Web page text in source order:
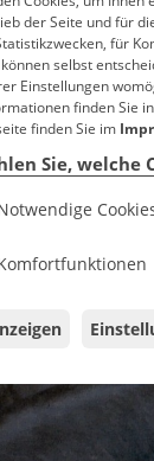
der Seite und für
für
selbst
Einstellungen
finden Sie
finden Sie im
Sie, welche